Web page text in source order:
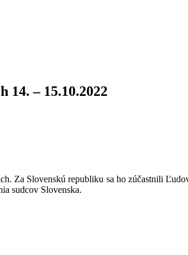
14. – 15.10.2022
Za Slovenskú republiku sa ho zúčastnili
sudcov Slovenska.